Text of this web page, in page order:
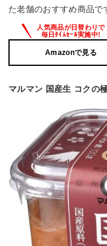
た老舗のおすすめ商品で
Amazonで見る
マルマン 国産生 コクの